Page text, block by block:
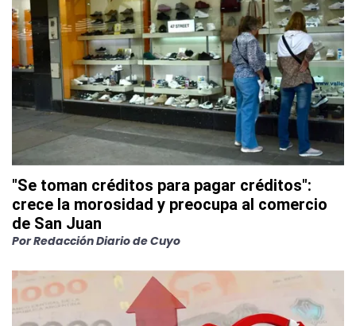
"Se toman créditos para pagar créditos":
crece la morosidad y preocupa al comercio
de San Juan
PorRedacción Diario de Cuyo